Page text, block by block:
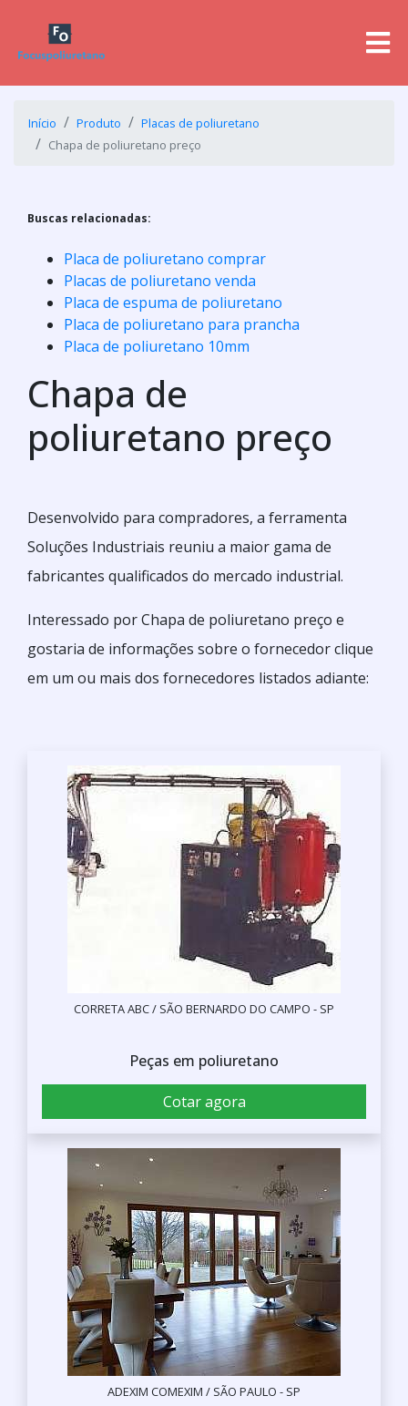
Início Produto
Placas de poliuretano
Chapa de poliuretano preço
Buscas relacionadas:
Placa de poliuretano comprar
Placas de poliuretano venda
Placa de espuma de poliuretano
Placa de poliuretano para prancha
Placa de poliuretano 10mm
Chapa de
poliuretano preço
Desenvolvido para compradores, a ferramenta
Soluções Industriais reuniu a maior gama de
fabricantes qualificados do mercado industrial.
Interessado por Chapa de poliuretano preço e
gostaria de informações sobre o fornecedor clique
em um ou mais dos fornecedores listados adiante:
CORRETA ABC / SÃO BERNARDO DO CAMPO - SP
Peças em poliuretano
Cotar agora
ADEXIM COMEXIM / SÃO PAULO - SP